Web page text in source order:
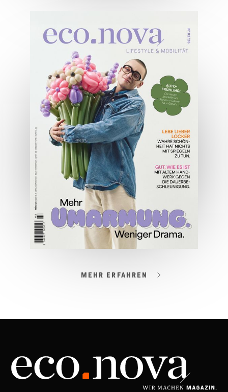
04/2026
Wirtschaftsausgabe April 2026
JETZT BESTELLEN
ONLINE LESEN
03/2026
JETZT BESTELLEN
MEHR ERFAHREN